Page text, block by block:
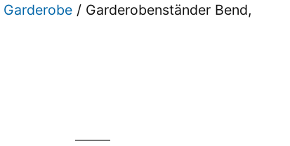
Garderobe / Garderobenständer Bend,